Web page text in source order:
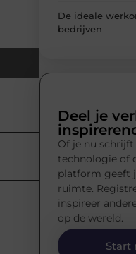
De ideale
bedrijven
Deel je
Of je nu schrijft
technologie of
platform geeft
ruimte.
inspireer
op de wereld.
Start